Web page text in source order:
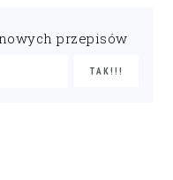
przepisów